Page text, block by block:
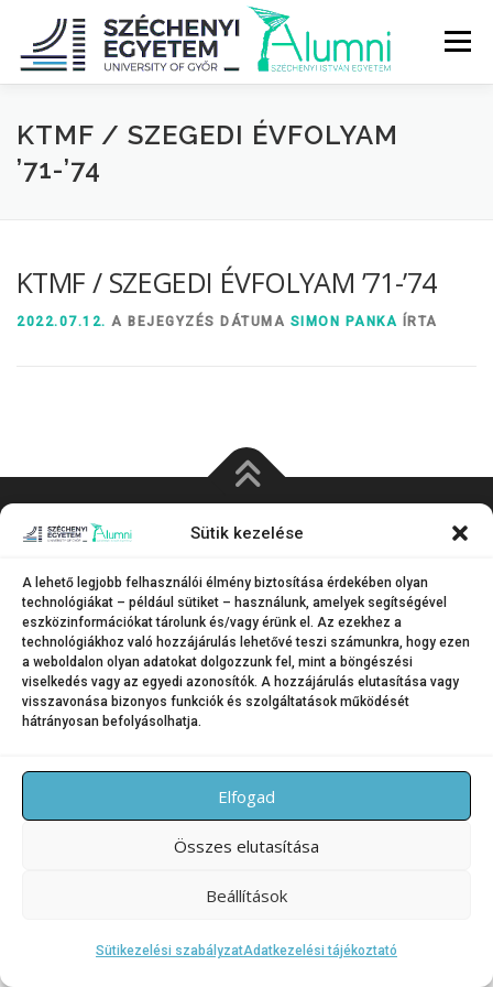
Sütik kezelése
A lehető legjobb felhasználói élmény biztosítása érdekében olyan
technológiákat – például sütiket – használunk, amelyek segítségével
eszközinformációkat tárolunk és/vagy érünk el. Az ezekhez a
technológiákhoz való hozzájárulás lehetővé teszi számunkra, hogy ezen
a weboldalon olyan adatokat dolgozzunk fel, mint a böngészési
viselkedés vagy az egyedi azonosítók. A hozzájárulás elutasítása vagy
visszavonása bizonyos funkciók és szolgáltatások működését
hátrányosan befolyásolhatja.
Elfogad
Összes elutasítása
Beállítások
Sütikezelési szabályzatAdatkezelési tájékoztató
tartalomhoz
Menü
RÓLUNK ALUMNI KÖZÖSSÉG HÍREK
SZOLGÁLTATÁSOK ÉVFOLYAMOK
KTMF / SZEGEDI ÉVFOLYAM
’71-’74
KTMF / SZEGEDI ÉVFOLYAM ’71-’74
2022.07.12. A BEJEGYZÉS DÁTUMA SIMON PANKA ÍRTA
Copyright © 2026 SZE Alumni – Széchenyi István Egyetem –